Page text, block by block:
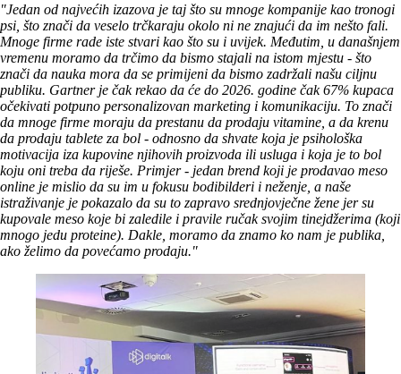
"Jedan od najvećih izazova je taj što su mnoge kompanije kao tronogi
psi, što znači da veselo trčkaraju okolo ni ne znajući da im nešto fali.
Mnoge firme rade iste stvari kao što su i uvijek. Međutim, u današnjem
vremenu moramo da trčimo da bismo stajali na istom mjestu - što
znači da nauka mora da se primijeni da bismo zadržali našu ciljnu
publiku. Gartner je čak rekao da će do 2026. godine čak 67% kupaca
očekivati potpuno personalizovan marketing i komunikaciju. To znači
da mnoge firme moraju da prestanu da prodaju vitamine, a da krenu
da prodaju tablete za bol - odnosno da shvate koja je psihološka
motivacija iza kupovine njihovih proizvoda ili usluga i koja je to bol
koju oni treba da riješe. Primjer - jedan brend koji je prodavao meso
online je mislio da su im u fokusu bodibilderi i neženje, a naše
istraživanje je pokazalo da su to zapravo srednjovječne žene jer su
kupovale meso koje bi zaledile i pravile ručak svojim tinejdžerima (koji
mnogo jedu proteine). Dakle, moramo da znamo ko nam je publika,
ako želimo da povećamo prodaju."